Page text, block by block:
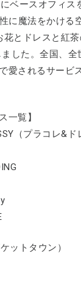
ベースオフィス
性に魔法をかけ
とドレスと紅茶
した。全国、
愛されるサービ
一覧】
（プラコレ&ド
ットタウン）